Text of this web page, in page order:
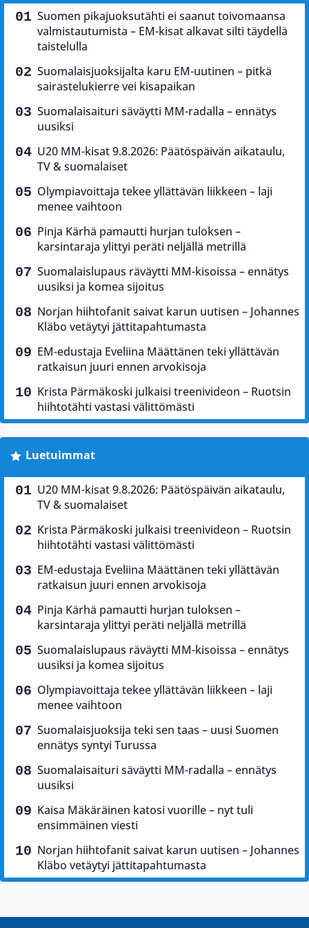
Suomen pikajuoksutähti ei saanut toivomaansa
valmistautumista – EM-kisat alkavat silti täydellä
taistelulla
Suomalaisjuoksijalta karu EM-uutinen – pitkä
sairastelukierre vei kisapaikan
Suomalaisaituri säväytti MM-radalla – ennätys
uusiksi
U20 MM-kisat 9.8.2026: Päätöspäivän aikataulu,
TV & suomalaiset
Olympiavoittaja tekee yllättävän liikkeen – laji
menee vaihtoon
Pinja Kärhä pamautti hurjan tuloksen –
karsintaraja ylittyi peräti neljällä metrillä
Suomalaislupaus räväytti MM-kisoissa – ennätys
uusiksi ja komea sijoitus
Norjan hiihtofanit saivat karun uutisen – Johannes
Kläbo vetäytyi jättitapahtumasta
EM-edustaja Eveliina Määttänen teki yllättävän
ratkaisun juuri ennen arvokisoja
Krista Pärmäkoski julkaisi treenivideon – Ruotsin
hiihtotähti vastasi välittömästi
Luetuimmat
U20 MM-kisat 9.8.2026: Päätöspäivän aikataulu,
TV & suomalaiset
Krista Pärmäkoski julkaisi treenivideon – Ruotsin
hiihtotähti vastasi välittömästi
EM-edustaja Eveliina Määttänen teki yllättävän
ratkaisun juuri ennen arvokisoja
Pinja Kärhä pamautti hurjan tuloksen –
karsintaraja ylittyi peräti neljällä metrillä
Suomalaislupaus räväytti MM-kisoissa – ennätys
uusiksi ja komea sijoitus
Olympiavoittaja tekee yllättävän liikkeen – laji
menee vaihtoon
Suomalaisjuoksija teki sen taas – uusi Suomen
ennätys syntyi Turussa
Suomalaisaituri säväytti MM-radalla – ennätys
uusiksi
Kaisa Mäkäräinen katosi vuorille – nyt tuli
ensimmäinen viesti
Norjan hiihtofanit saivat karun uutisen – Johannes
Kläbo vetäytyi jättitapahtumasta